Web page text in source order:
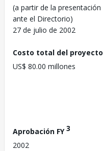
(a partir de la presentación
ante el Directorio)
27 de julio de 2002
Costo total del proyecto
US$ 80.00 millones
Aprobación FY3
2002